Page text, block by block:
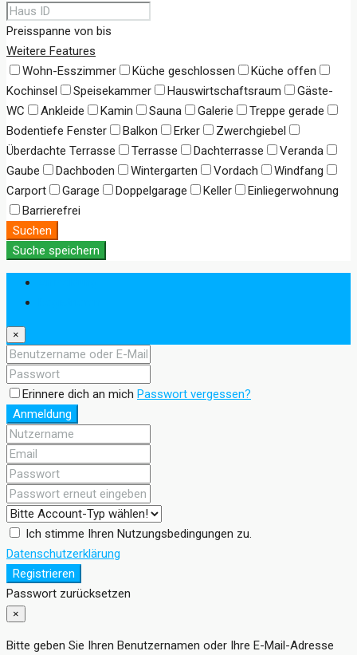
Preisspanne von bis
Weitere Features
Wohn-Esszimmer
Küche geschlossen
Küche offen
Kochinsel
Speisekammer Hauswirtschaftsraum
Gäste-
WC
Ankleide Kamin Sauna Galerie
Treppe gerade
Bodentiefe Fenster
Balkon Erker
Zwerchgiebel
Überdachte Terrasse
Terrasse Dachterrasse
Veranda
Gaube
Dachboden Wintergarten Vordach
Windfang
Carport
Garage Doppelgarage Keller
Einliegerwohnung
Barrierefrei
Suchen
Suche speichern
×
Erinnere dich an mich Passwort vergessen?
Anmeldung
Ich stimme Ihren Nutzungsbedingungen zu.
Datenschutzerklärung
Registrieren
Passwort zurücksetzen
×
Bitte geben Sie Ihren Benutzernamen oder Ihre E-Mail-Adresse